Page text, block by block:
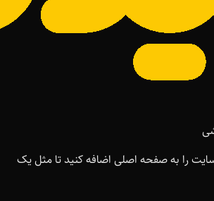
را به صفحه اصلی اضافه کنید تا مثل یک